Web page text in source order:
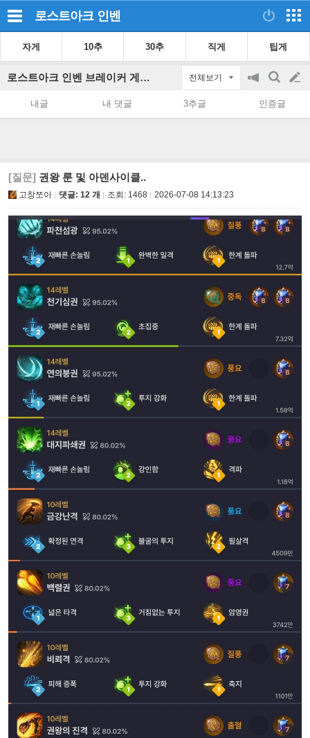
로스트아크 인벤
자게 10추 30추 직게 팁게
로스트아크 인벤 브레이커 게시판 전체보기
공
on/off
검
색
글
쓰
내글 내 댓글 3추글 인증글
[질문] 권왕 룬 및 아덴사이클..
고창쪼아 댓글: 12 개 조회: 1468 2026-07-08 14:13:23